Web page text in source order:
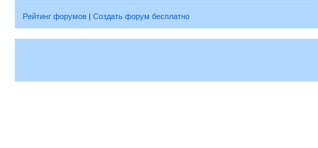
Рейтинг форумов | Создать форум бесплатно